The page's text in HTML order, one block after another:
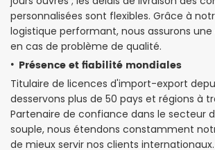
personnalisées sont flexibles. Grâce à
logistique performant, nous assurons
en cas de problème de qualité.
· Présence et fiabilité mondiales
Titulaire de licences d'import-export
desservons plus de 50 pays et régions à
Partenaire de confiance dans le secteur
souple, nous étendons constamment
de mieux servir nos clients internationaux.